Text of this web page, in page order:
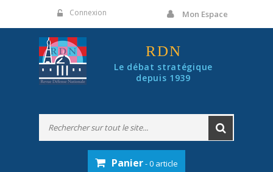
Connexion Mon Espace
RDN
Le débat stratégique
depuis 1939
Panier- 0 article